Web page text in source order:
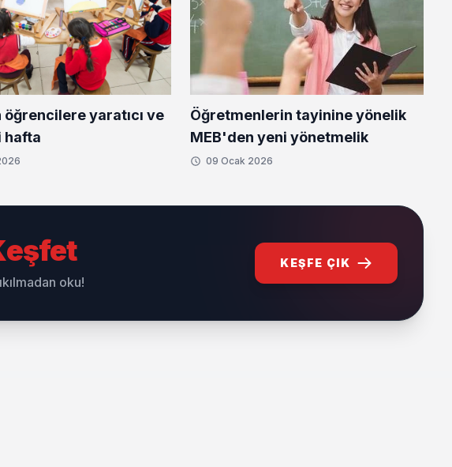
öğrencilere yaratıcı ve
hafta
Öğretmenlerin tayinine yönelik
MEB'den yeni yönetmelik
09 Ocak 2026
oku!
KEŞFE ÇIK